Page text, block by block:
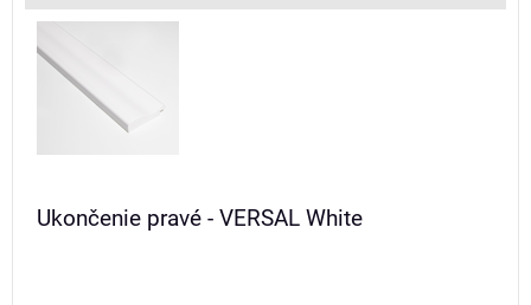
Ukončenie pravé - VERSAL White